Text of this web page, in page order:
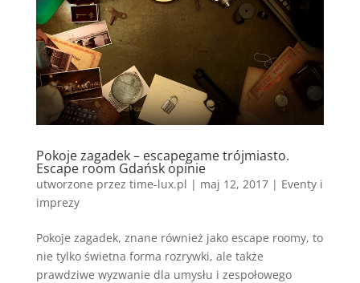
Pokoje zagadek – escapegame trójmiasto.
Escape room Gdańsk opinie
utworzone przez time-lux.pl | maj 12, 2017| Eventy i
imprezy
Pokoje zagadek, znane również jako escape roomy, to
nie tylko świetna forma rozrywki, ale także
prawdziwe wyzwanie dla umysłu i zespołowego